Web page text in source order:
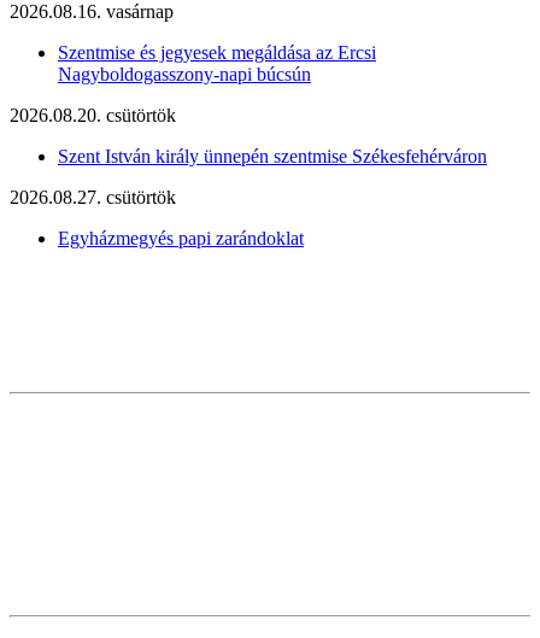
2026.08.16. vasárnap
Szentmise és jegyesek megáldása az Ercsi
Nagyboldogasszony-napi búcsún
2026.08.20. csütörtök
Szent István király ünnepén szentmise Székesfehérváron
2026.08.27. csütörtök
Egyházmegyés papi zarándoklat